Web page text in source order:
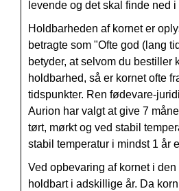
levende og det skal finde ned
Holdbarheden af kornet er
betragte som "Ofte god (lang
betyder, at selvom du bestiller
holdbarhed, så er kornet ofte
tidspunkter. Ren fødevare-
Aurion har valgt at give 7
tørt, mørkt og ved stabil
stabil temperatur i mindst 1 år
Ved opbevaring af kornet i
holdbart i adskillige år. Da